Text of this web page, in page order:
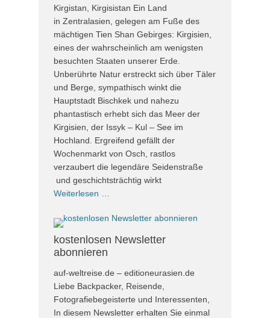
Kirgistan, Kirgisistan Ein Land
in Zentralasien, gelegen am Fuße des
mächtigen Tien Shan Gebirges: Kirgisien,
eines der wahrscheinlich am wenigsten
besuchten Staaten unserer Erde.
Unberührte Natur erstreckt sich über Täler
und Berge, sympathisch winkt die
Hauptstadt Bischkek und nahezu
phantastisch erhebt sich das Meer der
Kirgisien, der Issyk – Kul – See im
Hochland. Ergreifend gefällt der
Wochenmarkt von Osch, rastlos
verzaubert die legendäre Seidenstraße
und geschichtsträchtig wirkt
Weiterlesen …
kostenlosen Newsletter
abonnieren
auf-weltreise.de – editioneurasien.de
Liebe Backpacker, Reisende,
Fotografiebegeisterte und Interessenten,
In diesem Newsletter erhalten Sie einmal